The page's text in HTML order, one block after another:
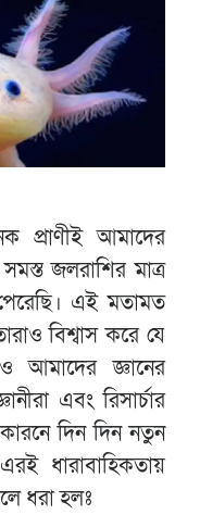
প্রাণীই আমাদের
জলরাশির মাত্র
এই মতামত
বিশ্বাস করে যে
আমাদের জ্ঞানের
এবং রিসার্চার
কারনে দিন দিন নতুন
ধারাবাহিকতায়
ধরা হলঃ